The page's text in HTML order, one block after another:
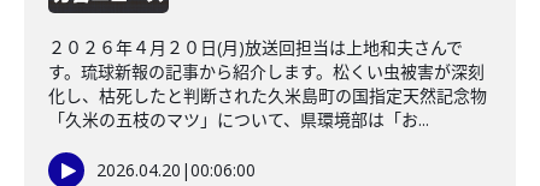
２０２６年４月２０日(月)放送回担当は上地和夫さんで
す。琉球新報の記事から紹介します。松くい虫被害が深刻
化し、枯死したと判断された久米島町の国指定天然記念物
「久米の五枝のマツ」について、県環境部は「お...
2026.04.20 |00:06:00